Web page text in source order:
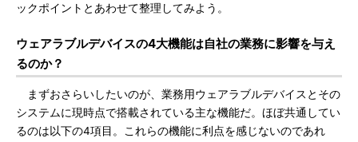
ックポイントとあわせて整理してみよう。
ウェアラブルデバイスの4大機能は自社の業務に影響を与え
るのか？
まずおさらいしたいのが、業務用ウェアラブルデバイスとその
システムに現時点で搭載されている主な機能だ。ほぼ共通してい
るのは以下の4項目。これらの機能に利点を感じないのであれ